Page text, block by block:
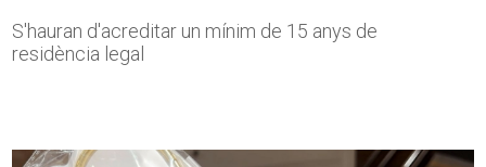
S'hauran d'acreditar un mínim de 15 anys de
residència legal